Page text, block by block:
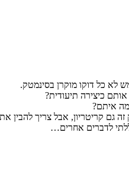
גם קריטריון, אבל צריך להבין
לדברים אחרים…